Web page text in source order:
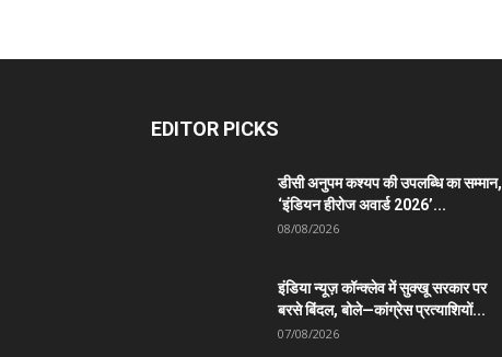
EDITOR PICKS
डीसी अनुपम कश्यप की उपलब्धि का सम्मान,
‘इंडियन हीरोज अवार्ड 2026’...
08/08/2026
इंडिया न्यूज़ कॉन्क्लेव में सुक्खू सरकार पर
बरसे बिंदल, बोले—कांग्रेस प्रत्याशियों...
07/08/2026